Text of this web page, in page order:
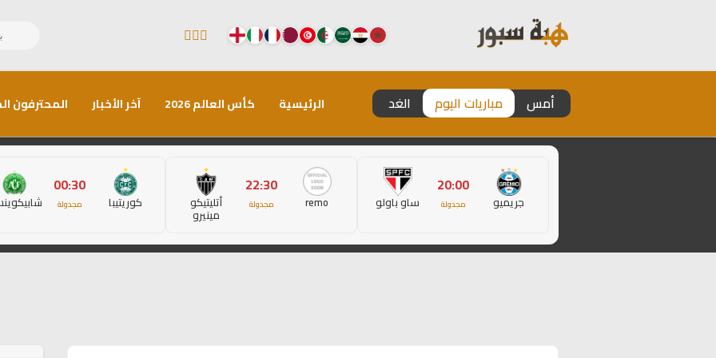
أمس مباريات اليوم الغد الرئيسية كأس العالم 2026 آخر الأخبار المحترفون
جريميو
20:00
مجدولة ساو باولو remo
22:30
مجدولة أتليتيكو
مينيرو
كوريتيبا
00:30
مجدولة